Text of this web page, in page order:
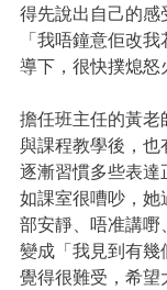
得先說出自己的感
「我唔鐘意佢改
導下，很快撲熄怒
擔任班主任的黃老
與課程教學後，也
逐漸習慣多些表達
如課室很嘈吵，她
部安靜、唔准講嘢
變成「我見到有幾
覺得很難受，希望